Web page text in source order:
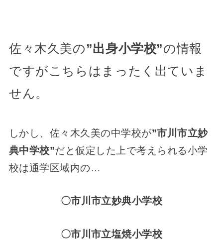
佐々木久美の”出身小学校”の情報
ですがこちらはまったく出ていま
せん。
しかし、佐々木久美の中学校が”市川市立妙
典中学校”だと仮定した上で考えられる小学
校は通学区域内の…
〇市川市立妙典小学校
〇市川市立塩焼小学校